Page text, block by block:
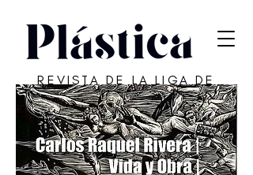
REVISTA DE LA LIGA DE
ARTE DE SAN JUAN